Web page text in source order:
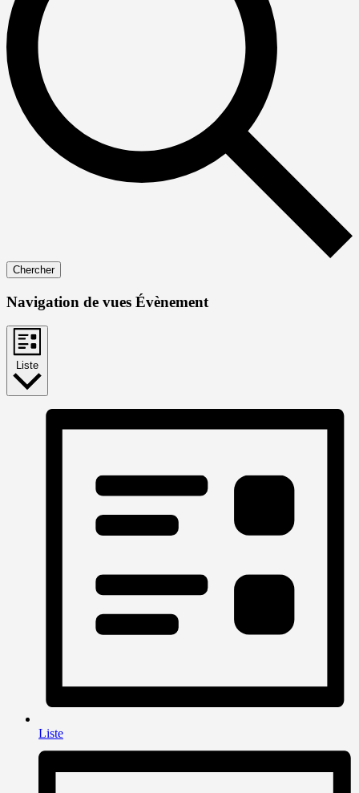
Chercher
Navigation de vues Évènement
Liste
Liste